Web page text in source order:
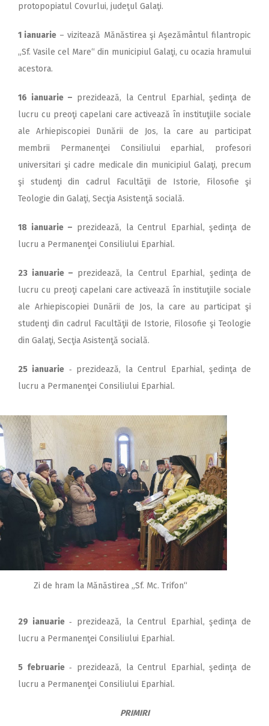
protopopiatul Covurlui, judeţul Galaţi.
1 ianuarie – vizitează Mănăstirea şi Aşezământul filantropic
„Sf. Vasile cel Mare“ din municipiul Galaţi, cu ocazia hramului
acestora.
16 ianuarie – prezidează, la Centrul Eparhial, şedinţa de
lucru cu preoţi capelani care activează în instituţiile sociale
ale Arhiepiscopiei Dunării de Jos, la care au participat
membrii Permanenţei Consiliului eparhial, profesori
universitari şi cadre medicale din municipiul Galaţi, precum
şi studenţi din cadrul Facultăţii de Istorie, Filosofie şi
Teologie din Galaţi, Secţia Asistenţă socială.
18 ianuarie – prezidează, la Centrul Eparhial, şedinţa de
lucru a Permanenţei Consiliului Eparhial.
23 ianuarie – prezidează, la Centrul Eparhial, şedinţa de
lucru cu preoţi capelani care activează în instituţiile sociale
ale Arhiepiscopiei Dunării de Jos, la care au participat şi
studenţi din cadrul Facultăţii de Istorie, Filosofie şi Teologie
din Galaţi, Secţia Asistenţă socială.
25 ianuarie‑ prezidează, la Centrul Eparhial, şedinţa de
lucru a Permanenţei Consiliului Eparhial.
Zi de hram la Mănăstirea „Sf. Mc. Trifon“
29 ianuarie‑ prezidează, la Centrul Eparhial, şedinţa de
lucru a Permanenţei Consiliului Eparhial.
5 februarie‑ prezidează, la Centrul Eparhial, şedinţa de
lucru a Permanenţei Consiliului Eparhial.
PRIMIRI